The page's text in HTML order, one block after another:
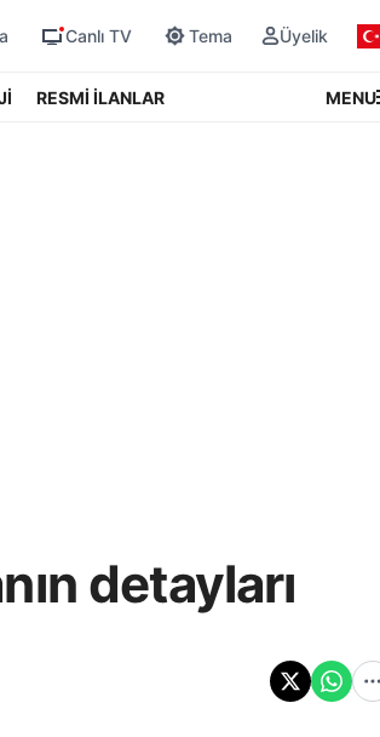
Canlı TV Tema Üyelik
RESMİ İLANLAR MENU
detayları